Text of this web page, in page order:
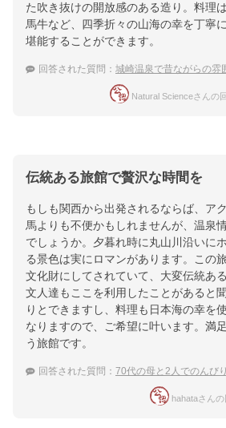
た吹き抜けの開放感のある造り。料理
馬牛など、四季折々の山海の幸を丁寧
堪能することができます。
回答された質問： 城崎温泉で昔ながらの雰囲
Natural Scienceさんの
伝統ある旅館で贅沢な時間を
もしも関西から出発されるならば、ア
馬よりも不便かもしれませんが、温泉
でしょうか。夕暮れ時に丸山川沿いに
る景色は実にロマンがあります。この
文化財にしてされていて、大変伝統あ
文人達もここを利用したことがあると
りとできますし、料理も日本海の幸を
なりますので、ご希望に叶います。満
う旅館です。
回答された質問： 70代の母と2人でのんびり
hahataさん